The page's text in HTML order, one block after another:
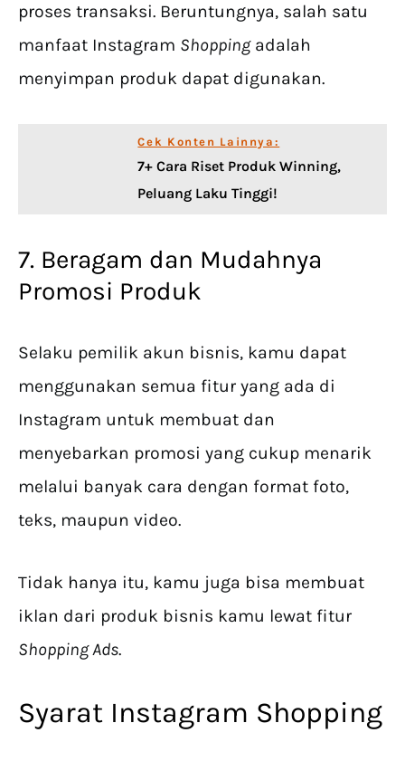
proses transaksi. Beruntungnya, salah satu
manfaat Instagram Shoppingadalah
menyimpan produk dapat digunakan.
Cek Konten Lainnya:
7+ Cara Riset Produk Winning,
Peluang Laku Tinggi!
7. Beragam dan Mudahnya
Promosi Produk
Selaku pemilik akun bisnis, kamu dapat
menggunakan semua fitur yang ada di
Instagram untuk membuat dan
menyebarkan promosi yang cukup menarik
melalui banyak cara dengan format foto,
teks, maupun video.
Tidak hanya itu, kamu juga bisa membuat
iklan dari produk bisnis kamu lewat fitur
Shopping Ads.
Syarat Instagram Shopping